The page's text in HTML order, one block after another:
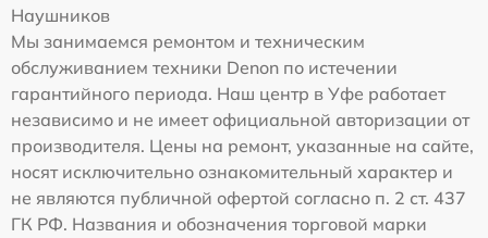
Наушников
Мы занимаемся ремонтом и техническим
обслуживанием техники Denon по истечении
гарантийного периода. Наш центр в Уфе работает
независимо и не имеет официальной авторизации от
производителя. Цены на ремонт, указанные на сайте,
носят исключительно ознакомительный характер и
не являются публичной офертой согласно п. 2 ст. 437
ГК РФ. Названия и обозначения торговой марки